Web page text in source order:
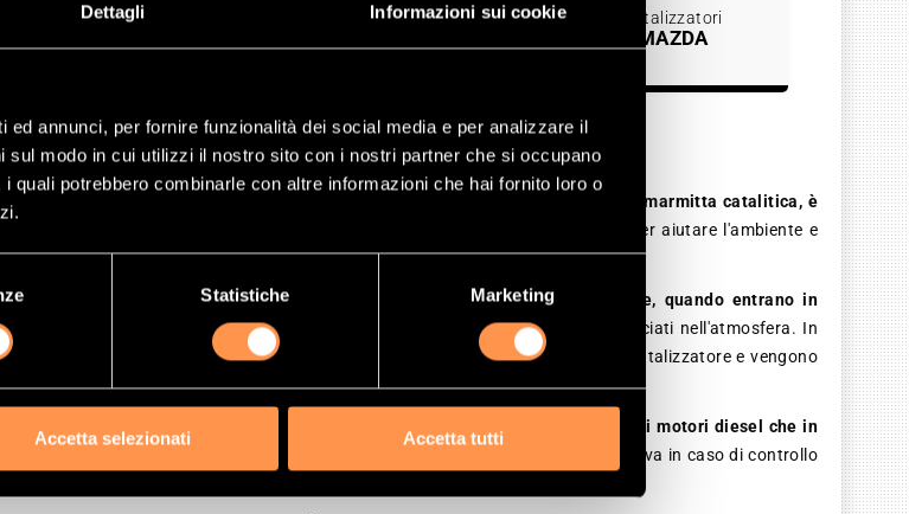
Dettagli Informazioni sui cookie
annunci, per fornire funzionalità dei social media e per analizzare il
sul modo in cui utilizzi il nostro sito con i nostri partner che si occupano
quali potrebbero combinarle con altre informazioni che hai fornito loro o
Statistiche Marketing
Accetta selezionati Accetta tutti
Catalizzatori Catalizzatori Catalizzatori
MAZDA
catalitico per Nissan
catalitico omologato per Nissan? Il convertitore catalitico, noto anche come
marmitta catalitica, è
per aiutare l'ambiente e
metallico che proteggeuna struttura ceramica rivestita di metalli nobili che, quando entrano in
dal motore, reagiscono e generano gas innocui
prima di essere rilasciati nell'atmosfera. In
dell'azoto, del monossido di carbonio e degli idrocarburi raggiungono il catalizzatore e vengono
e acqua.
hanno portato alla normativa EURO, che richiede l'uso del catalizzatore sia nei motori diesel che in
il catalizzatore o in cattive condizioni costituisce una violazione della normativa in caso di controllo